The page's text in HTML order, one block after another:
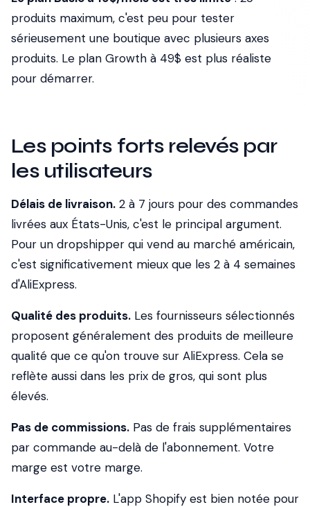
produits maximum, c'est peu pour tester
sérieusement une boutique avec plusieurs axes
produits. Le plan Growth à 49$ est plus réaliste
pour démarrer.
Les points forts relevés par
les utilisateurs
Délais de livraison. 2 à 7 jours pour des commandes
livrées aux États-Unis, c'est le principal argument.
Pour un dropshipper qui vend au marché américain,
c'est significativement mieux que les 2 à 4 semaines
d'AliExpress.
Qualité des produits. Les fournisseurs sélectionnés
proposent généralement des produits de meilleure
qualité que ce qu'on trouve sur AliExpress. Cela se
reflète aussi dans les prix de gros, qui sont plus
élevés.
Pas de commissions. Pas de frais supplémentaires
par commande au-delà de l'abonnement. Votre
marge est votre marge.
Interface propre. L'app Shopify est bien notée pour